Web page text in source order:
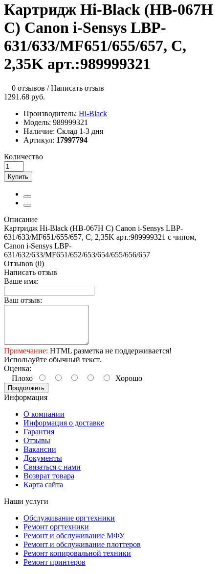
Картридж Hi-Black (HB-067H
C) Canon i-Sensys LBP-
631/633/MF651/655/657, C,
2,35K арт.:989999321
0 отзывов /Написать отзыв
1291.68 руб.
Производитель: Hi-Black
Модель: 989999321
Наличие: Склад 1-3 дня
Артикул: 17997794
Количество
Купить
Описание
Картридж Hi-Black (HB-067H C) Canon i-Sensys LBP-
631/633/MF651/655/657, C, 2,35K арт.:989999321 с чипом,
Canon i-Sensys LBP-
631/632/633/MF651/652/653/654/655/656/657
Отзывов (0)
Написать отзыв
Ваше имя:
Ваш отзыв:
Примечание: HTML разметка не поддерживается!
Используйте обычный текст.
Оценка:
Плохо
Хорошо
Продолжить
Информация
О компании
Информация о доставке
Гарантия
Отзывы
Вакансии
Документы
Связаться с нами
Возврат товара
Карта сайта
Наши услуги
Обслуживание оргтехники
Ремонт оргтехники
Ремонт и обслуживание МФУ
Ремонт и обслуживание плоттеров
Ремонт копировальной техники
Ремонт принтеров